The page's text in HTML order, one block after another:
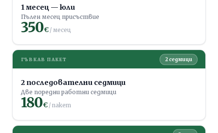
1 месец — юли
Пълен месец присъствие
350€ / месец
ГЪВКАВ ПАКЕТ 2 седмици
2 последователни седмици
Две поредни работни седмици
180€ / пакет